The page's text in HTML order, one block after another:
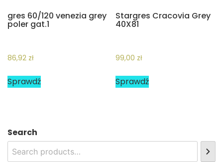
gres 60/120 venezia grey
poler gat.1
86,92 zł
Sprawdź
Stargres Cracovia Grey
40X81
99,00 zł
Sprawdź
Search